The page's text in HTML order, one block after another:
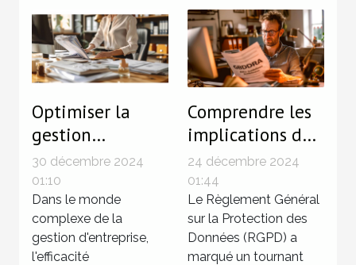
Optimiser la
gestion
d'entreprise avec
des services de
secrétariat
juridique
efficaces
30 décembre 2024
01:10
Dans le monde
complexe de la
gestion d'entreprise,
l'efficacité
Comprendre les
implications du
RGPD pour les
petites
entreprises
24 décembre 2024
01:44
Le Règlement Général
sur la Protection des
Données (RGPD) a
marqué un tournant